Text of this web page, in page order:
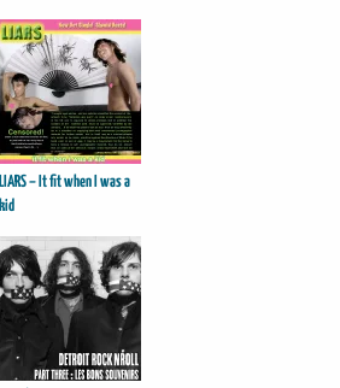
LIARS – It fit when I was a
kid